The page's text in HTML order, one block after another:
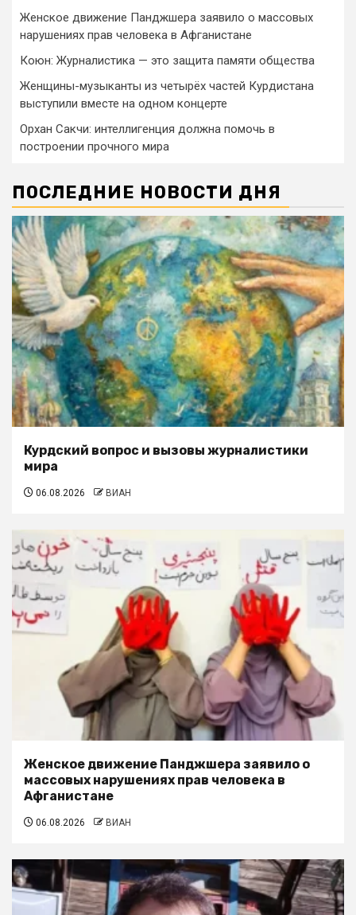
Женское движение Панджшера заявило о массовых
нарушениях прав человека в Афганистане
Коюн: Журналистика — это защита памяти общества
Женщины-музыканты из четырёх частей Курдистана
выступили вместе на одном концерте
Орхан Сакчи: интеллигенция должна помочь в
построении прочного мира
ПОСЛЕДНИЕ НОВОСТИ ДНЯ
Курдский вопрос и вызовы журналистики
мира
06.08.2026 ВИАН
Женское движение Панджшера заявило о
массовых нарушениях прав человека в
Афганистане
06.08.2026 ВИАН